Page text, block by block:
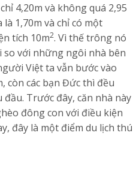
4,20m và không quá 2,95
là 1,70m và chỉ có một
tích 10m2. Vì thế trông nó
với những ngôi nhà bên
Việt ta vẫn bước vào
còn các bạn Đức thì đều
Trước đây, căn nhà này
đông con với điều kiện
đây là một điểm du lịch thú